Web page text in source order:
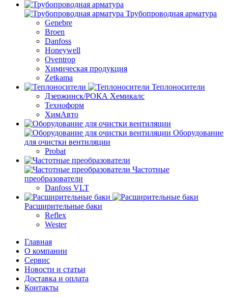
Трубопроводная арматура
Genebre
Broen
Danfoss
Honeywell
Oventrop
Химическая продукция
Zetkama
Теплоносители
Дзержинск/РОКА Хемикалс
Техноформ
ХимАвто
Оборудование
для очистки вентиляции
Probat
Частотные
преобразователи
Danfoss VLT
Расширительные баки
Reflex
Wester
Главная
О компании
Сервис
Новости и статьи
Доставка и оплата
Контакты